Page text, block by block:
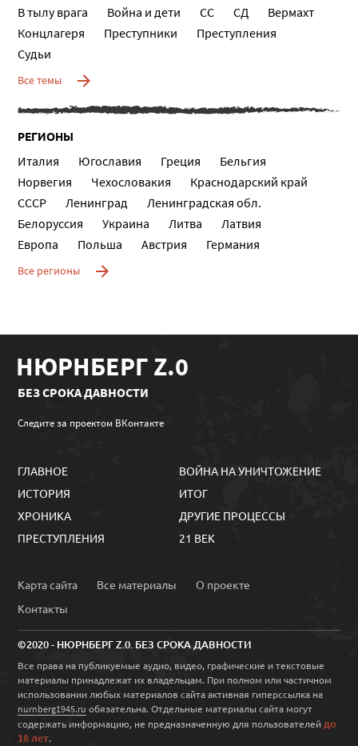
В тылу врага
Война и дети СС СД
Вермахт
Концлагеря
Преступники
Преступления
Судьи
Все темы
РЕГИОНЫ
Италия Югославия Греция
Бельгия
Норвегия
Чехословакия
Краснодарский край
СССР
Ленинград
Ленинградская обл.
Белоруссия
Украина Литва
Латвия
Европа
Польша Австрия Германия
Все регионы
НЮРНБЕРГ Z.0
БЕЗ СРОКА ДАВНОСТИ
Следите за проектом ВКонтакте
ГЛАВНОЕ
ИСТОРИЯ
ХРОНИКА
ПРЕСТУПЛЕНИЯ
ВОЙНА НА УНИЧТОЖЕНИЕ
ИТОГ
ДРУГИЕ ПРОЦЕССЫ
21 ВЕК
Карта сайта Все материалы
О проекте
Контакты
©2020 - НЮРНБЕРГ Z.0. БЕЗ СРОКА ДАВНОСТИ
Все права на публикуемые аудио, видео, графические и текстовые
материалы принадлежат их владельцам. При полном или частичном
использовании любых материалов сайта активная гиперссылка на
nurnberg1945.ru обязательна. Отдельные материалы сайта могут
содержать информацию, не предназначенную для пользователей до
18 лет.